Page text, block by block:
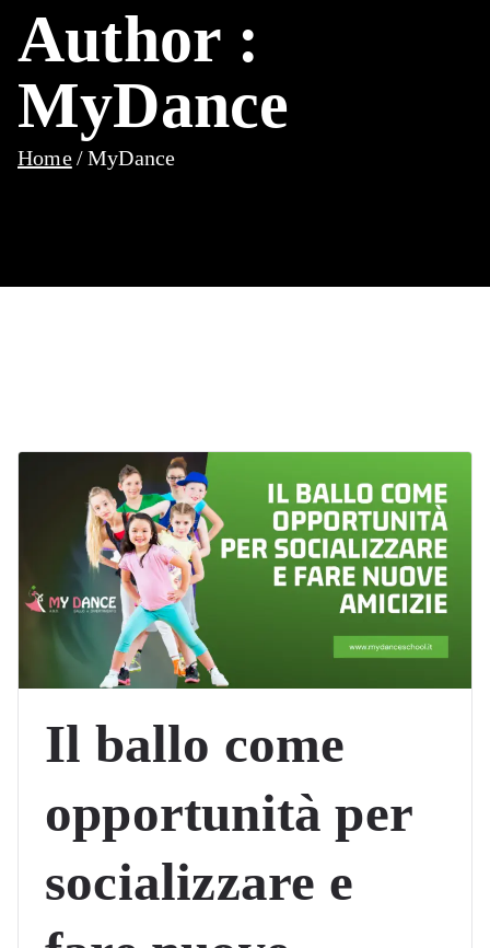
Author :
MyDance
Home MyDance
Il ballo come
opportunità per
socializzare e